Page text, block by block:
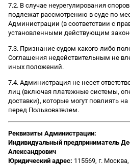
7.2. В случае неурегулирования
подлежат рассмотрению в суде по
Администрации (в соответствии с
установленными действующим
7.3. Признание судом какого-либо
Соглашения недействительным не
иных положений.
7.4. Администрация не несет
лиц (включая платежные системы,
доставки), которые могут повлиять
перед Пользователем.
Реквизиты Администрации:
Индивидуальный предприниматель
Александрович
Юридический адрес: 115569, г.